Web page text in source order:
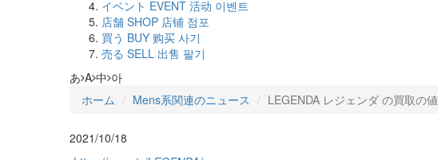
イベント EVENT 活动 이벤트
店舗 SHOP 店铺 점포
買う BUY 购买 사기
売る SELL 出售 팔기
あ A 中 아
ホーム
Mens系関連のニュース LEGENDA レジェンダ の買取の
2021/10/18